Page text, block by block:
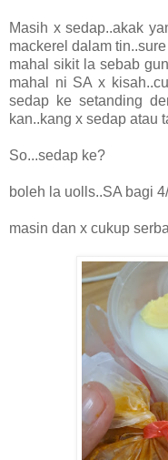
Masih x sedap..akak
mackerel dalam
mahal sikit la sebab
mahal ni SA x
sedap ke setanding
kan..kang x sedap atau
So...sedap ke?
boleh la uolls..SA bagi
masin dan x cukup